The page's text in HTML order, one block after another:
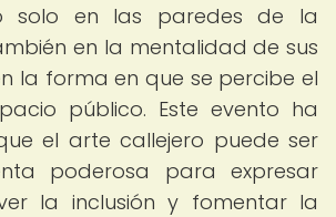
solo en las paredes de la
en la mentalidad de sus
la forma en que se percibe el
público. Este evento ha
el arte callejero puede ser
poderosa para expresar
la inclusión y fomentar la